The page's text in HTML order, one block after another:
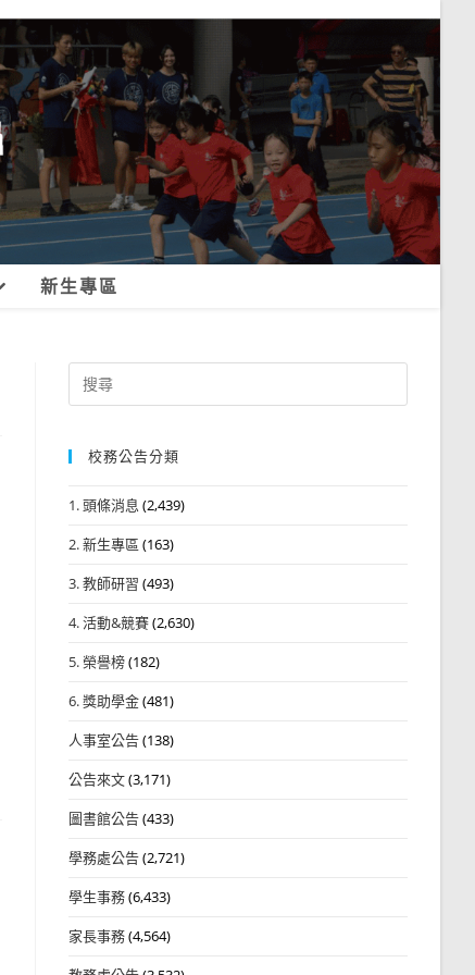
新生專區
Search
for:
校務公告分類
1. 頭條消息 (2,439)
2. 新生專區 (163)
3. 教師研習 (493)
4. 活動&競賽(2,630)
5. 榮譽榜(182)
6. 獎助學金(481)
人事室公告(138)
公告來文(3,171)
圖書館公告(433)
學務處公告(2,721)
學生事務(6,433)
家長事務(4,564)